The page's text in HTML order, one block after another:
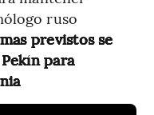
ruso
previstos se
para